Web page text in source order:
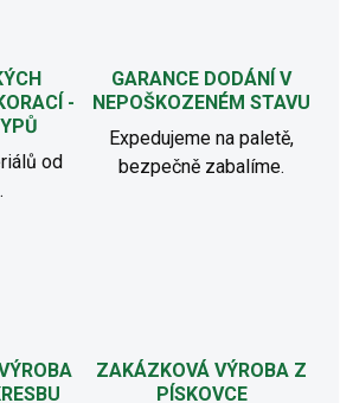
-
od
GARANCE DODÁNÍ V
NEPOŠKOZENÉM STAVU
Expedujeme na paletě,
bezpečně zabalíme.
ZAKÁZKOVÁ VÝROBA Z
PÍSKOVCE